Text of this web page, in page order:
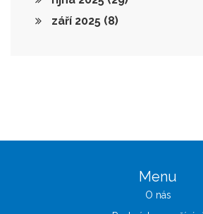
září 2025 (8)
Menu
O nás